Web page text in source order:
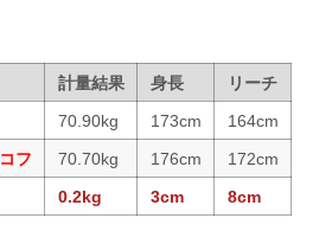
計量結果 身長
リーチ
70.90kg 173cm
164cm
フ
70.70kg 176cm
172cm
0.2kg 3cm 8cm